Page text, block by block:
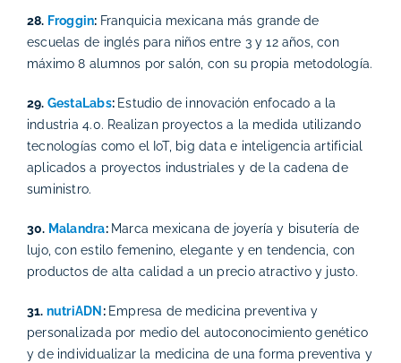
28. Froggin: Franquicia mexicana más grande de
escuelas de inglés para niños entre 3 y 12 años, con
máximo 8 alumnos por salón, con su propia metodología.
29. GestaLabs: Estudio de innovación enfocado a la
industria 4.0. Realizan proyectos a la medida utilizando
tecnologías como el IoT, big data e inteligencia artificial
aplicados a proyectos industriales y de la cadena de
suministro.
30. Malandra: Marca mexicana de joyería y bisutería de
lujo, con estilo femenino, elegante y en tendencia, con
productos de alta calidad a un precio atractivo y justo.
31. nutriADN : Empresa de medicina preventiva y
personalizada por medio del autoconocimiento genético
y de individualizar la medicina de una forma preventiva y